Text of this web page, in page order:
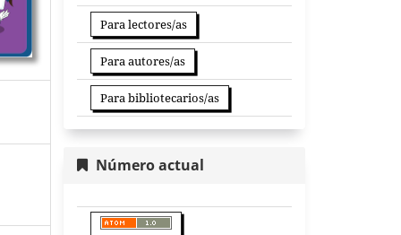
Para lectores/as
Para autores/as
Para bibliotecarios/as
Número actual